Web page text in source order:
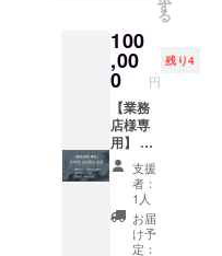
※原材料
及び添
加物等
の食品
表示は
お届け
商品の
ラベル
に表記
されま
す。 商
品開封
前には
ルや注
意書き
をご確
認くだ
さい。
※20歳未
満の方
はご購
入いた
だけま
せん。
※未成年
者の飲
(5cm×5
cm) ●お
礼の手
紙 ※原
材料及
び添加
物等の
食品表
示はお
届け商
品のラ
ベルに
表記さ
す
る
100
,00
0 円
残り4
【業務
店様専
用】 ●
通常リ
リース
商品 半
年間送
料を弊
社が負
支援
者：
1人
お届
け予
定：